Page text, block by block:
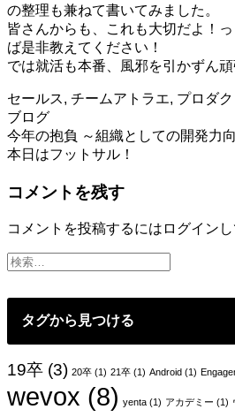
の整理も兼ねて書いてみました。
皆さんからも、これも大切だよ！
ば是非教えてください！
では就活も本番、風邪を引かずん頑
セールス, チームアトラエ, プロダ
ブログ
投
稿
ナ
ビ
ゲ
シ
ョ
ン
今年の抱負 ～組織としての開発力
本日はフットサル！
コメントを残す
コメントを投稿するには ログイン
タグから見つける
19卒 (3) 20卒 (1) 21卒 (1) Android (1)
wevox (8) yenta (1) アカデミー (1)